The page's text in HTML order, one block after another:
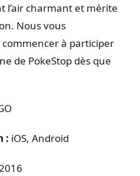
l’air charmant et mérite
Nous vous
à participer
de PokeStop dès que
: iOS, Android